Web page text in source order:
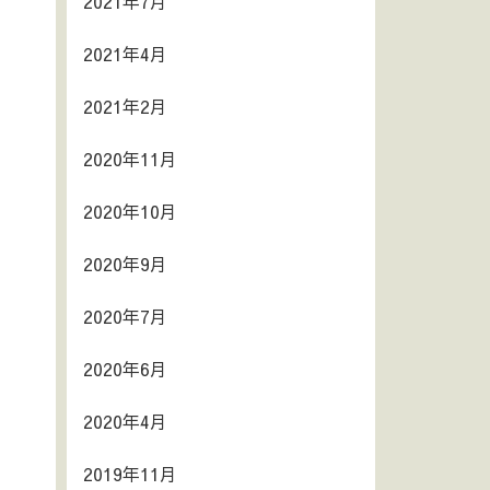
2021年4月
2021年2月
2020年11月
2020年10月
2020年9月
2020年7月
2020年6月
2020年4月
2019年11月